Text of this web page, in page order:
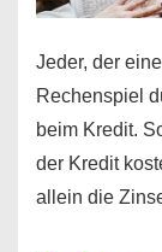
Jeder, der
Rechenspiel
beim Kredit.
der Kredit
allein die